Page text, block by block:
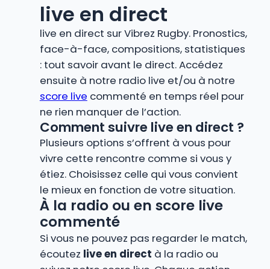
live en direct
live en direct sur Vibrez Rugby. Pronostics,
face-à-face, compositions, statistiques
: tout savoir avant le direct. Accédez
ensuite à notre radio live et/ou à notre
score live commenté en temps réel pour
ne rien manquer de l’action.
Comment suivre live en direct ?
Plusieurs options s’offrent à vous pour
vivre cette rencontre comme si vous y
étiez. Choisissez celle qui vous convient
le mieux en fonction de votre situation.
À la radio ou en score live
commenté
Si vous ne pouvez pas regarder le match,
écoutez live en direct à la radio ou